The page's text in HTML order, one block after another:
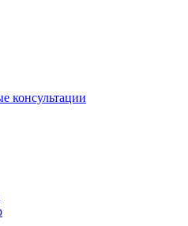
консультации